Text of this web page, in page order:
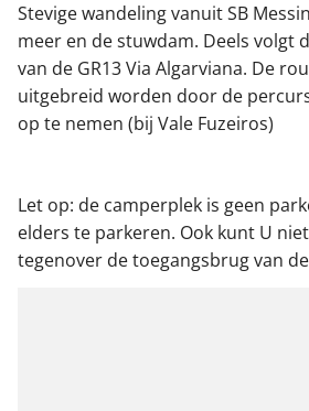
Stevige wandeling vanuit SB
meer en de stuwdam. Deels volgt
van de GR13 Via Algarviana. De
uitgebreid worden door de
op te nemen (bij Vale Fuzeiros)
Let op: de camperplek is geen
elders te parkeren. Ook kunt U
tegenover de toegangsbrug van